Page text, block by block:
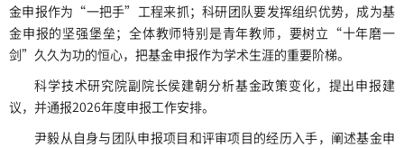
金申报作为“一把手”工程来抓；科研团队要发挥组织优势，成为基
金申报的坚强堡垒；全体教师特别是青年教师，要树立“十年磨一
剑”久久为功的恒心，把基金申报作为学术生涯的重要阶梯。
科学技术研究院副院长侯建朝分析基金政策变化，提出申报建
议，并通报2026年度申报工作安排。
尹毅从自身与团队申报项目和评审项目的经历入手，阐述基金申